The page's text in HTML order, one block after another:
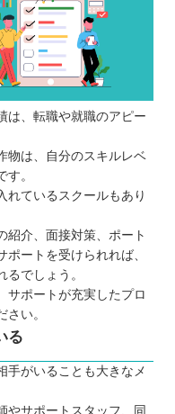
は、転職や就職のアピー
物は、自分のスキルレベ
。
れているスクールもあり
紹介、面接対策、ポート
ートを受けられれば、
でしょう。
サポートが充実したプロ
い。
る
手がいることも大きなメ
やサポートスタッフ、同